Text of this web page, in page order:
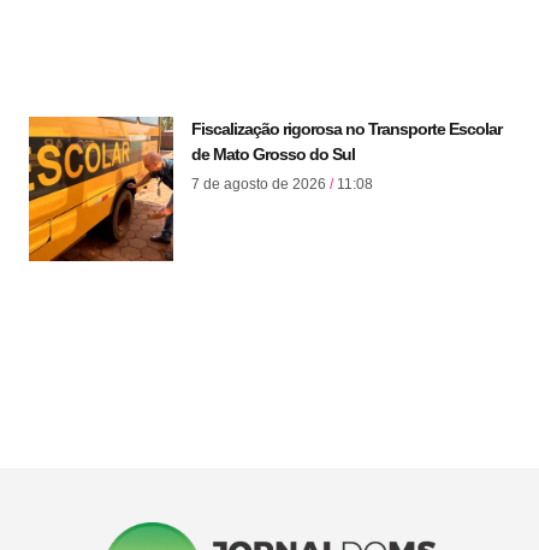
Fiscalização rigorosa no Transporte Escolar
de Mato Grosso do Sul
7 de agosto de 2026 11:08